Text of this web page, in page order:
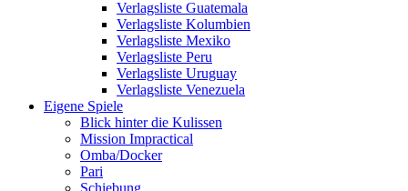
Verlagsliste Guatemala
Verlagsliste Kolumbien
Verlagsliste Mexiko
Verlagsliste Peru
Verlagsliste Uruguay
Verlagsliste Venezuela
Eigene Spiele
Blick hinter die Kulissen
Mission Impractical
Omba/Docker
Pari
Schiebung